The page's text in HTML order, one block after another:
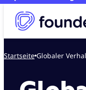
Startseite Globaler